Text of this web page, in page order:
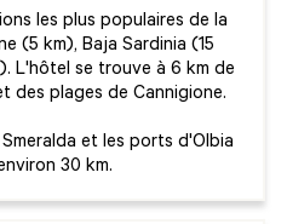
les plus populaires de la
(5 km), Baja Sardinia (15
L'hôtel se trouve à 6 km de
des plages de Cannigione.
et les ports d'Olbia
30 km.